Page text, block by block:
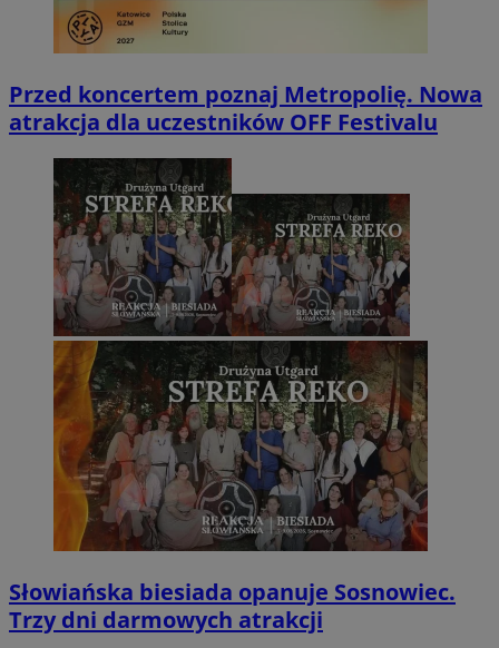
Przed koncertem poznaj Metropolię. Nowa
atrakcja dla uczestników OFF Festivalu
Słowiańska biesiada opanuje Sosnowiec.
Trzy dni darmowych atrakcji